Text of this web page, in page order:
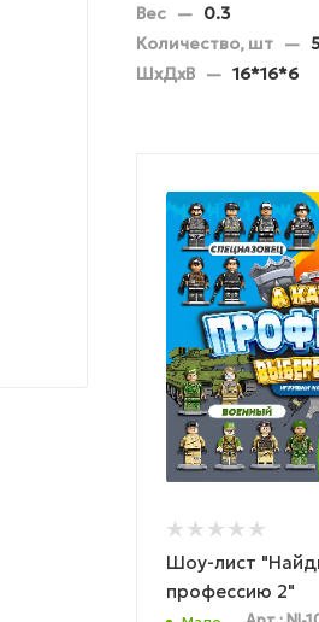
Вес — 0.3
Количество, шт —
ШхДхВ — 16*16*6
Шоу-лист
профессию 2"